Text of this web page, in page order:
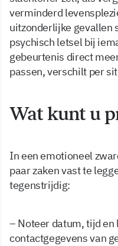
verminderd
uitzonderlijke gevallen
psychisch letsel bij
gebeurtenis direct
passen, verschilt per
Wat kunt u
In een emotioneel
paar zaken vast te
tegenstrijdig:
– Noteer datum, tijd en
contactgegevens van